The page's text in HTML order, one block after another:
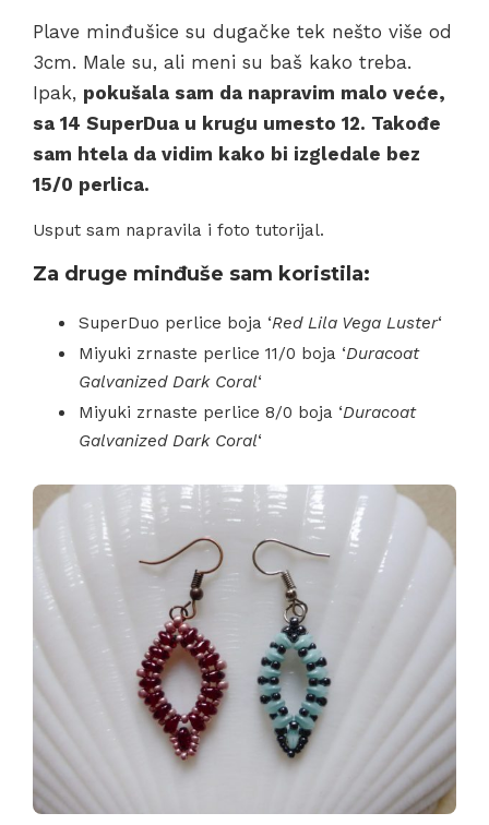
Plave minđušice su dugačke tek nešto više od
3cm. Male su, ali meni su baš kako treba.
Ipak, pokušala sam da napravim malo veće,
sa 14 SuperDua u krugu umesto 12. Takođe
sam htela da vidim kako bi izgledale bez
15/0 perlica.
Usput sam napravila i foto tutorijal.
Za druge minđuše sam koristila:
SuperDuo perlice boja ‘Red Lila Vega Luster‘
Miyuki zrnaste perlice 11/0 boja ‘Duracoat
Galvanized Dark Coral‘
Miyuki zrnaste perlice 8/0 boja ‘Duracoat
Galvanized Dark Coral‘